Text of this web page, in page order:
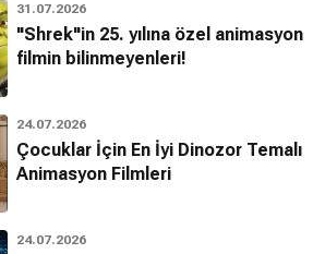
31.07.2026
"Shrek"in 25. yılına özel animasyon
filmin bilinmeyenleri!
24.07.2026
Çocuklar İçin En İyi Dinozor Temalı
Animasyon Filmleri
24.07.2026